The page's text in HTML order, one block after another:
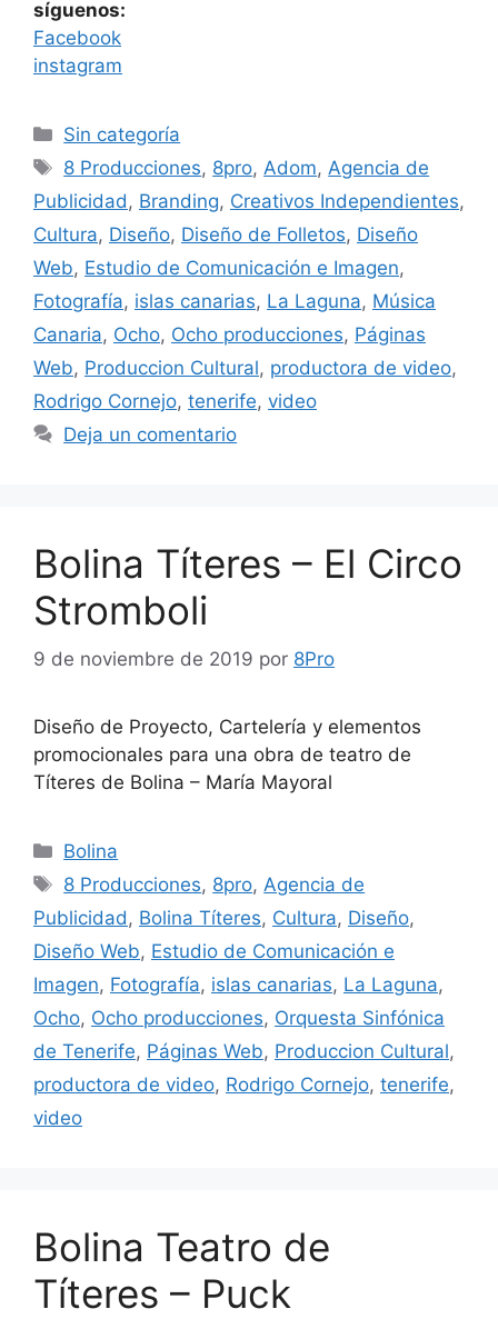
síguenos:
Facebook
instagram
Sin categoría
8 Producciones, 8pro, Adom, Agencia de
Publicidad , Branding, Creativos Independientes,
Cultura, Diseño, Diseño de Folletos, Diseño
Web, Estudio de Comunicación e Imagen,
Fotografía, islas canarias, La Laguna, Música
Canaria, Ocho, Ocho producciones, Páginas
Web, Produccion Cultural, productora de video,
Rodrigo Cornejo, tenerife, video
Deja un comentario
Bolina Títeres – El Circo
Stromboli
9 de noviembre de 2019 por 8Pro
Diseño de Proyecto, Cartelería y elementos
promocionales para una obra de teatro de
Títeres de Bolina – María Mayoral
Bolina
8 Producciones, 8pro,Agencia de
Publicidad, Bolina Títeres, Cultura, Diseño,
Diseño Web, Estudio de Comunicación e
Imagen, Fotografía, islas canarias, La Laguna,
Ocho, Ocho producciones, Orquesta Sinfónica
de Tenerife, Páginas Web, Produccion Cultural,
productora de video, Rodrigo Cornejo, tenerife,
video
Bolina Teatro de
Títeres – Puck